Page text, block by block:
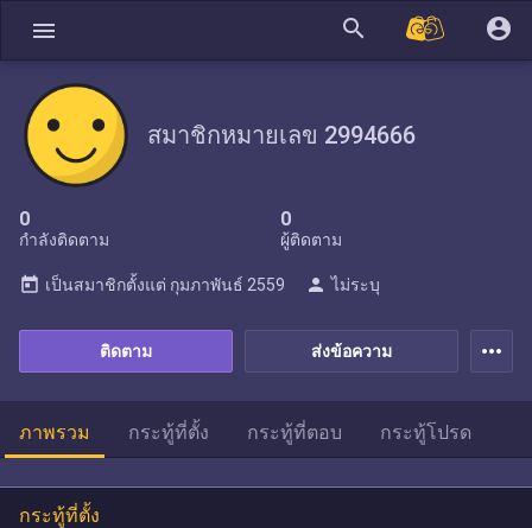
menu search account_circle
สมาชิกหมายเลข 2994666
0
กำลังติดตาม
0
ผู้ติดตาม
ส่งข้อความ
ติดตาม
today เป็นสมาชิกตั้งแต่ กุมภาพันธ์ 2559 person ไม่ระบุ
more_horiz
ภาพรวม กระทู้ที่ตั้ง กระทู้ที่ตอบ กระทู้โปรด
กระทู้ที่ตั้ง